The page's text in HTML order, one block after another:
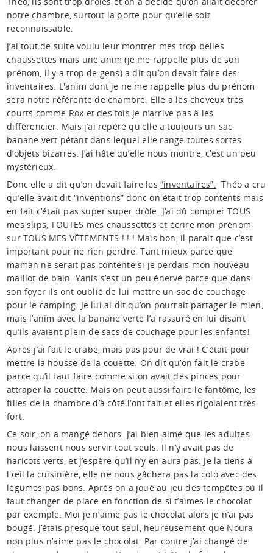
notre chambre, surtout la porte pour qu’elle soit
reconnaissable.
J’ai tout de suite voulu leur montrer mes trop belles
chaussettes mais une anim (je me rappelle plus de son
prénom, il y a trop de gens) a dit qu’on devait faire des
inventaires. L'anim dont je ne me rappelle plus du prénom
sera notre référente de chambre. Elle a les cheveux très
courts comme Rox et des fois je n’arrive pas à les
différencier. Mais j’ai repéré qu'elle a toujours un sac
banane vert pétant dans lequel elle range toutes sortes
d’objets bizarres. J’ai hâte qu’elle nous montre, c’est un peu
mystérieux.
Donc elle a dit qu’on devait faire les“inventaires”.
Théo a cru
qu’elle avait dit “inventions” donc on était trop contents mais
en fait c’était pas super super drôle. J’ai dû compter TOUS
mes slips, TOUTES mes chaussettes et écrire mon prénom
sur TOUS MES VÊTEMENTS ! ! ! Mais bon, il parait que c’est
important pour ne rien perdre. Tant mieux parce que
maman ne serait pas contente si je perdais mon nouveau
maillot de bain. Yanis s’est un peu énervé parce que dans
son foyer ils ont oublié de lui mettre un sac de couchage
pour le camping. Je lui ai dit qu’on pourrait partager le mien,
mais l’anim avec la banane verte l’a rassuré en lui disant
qu’ils avaient plein de sacs de couchage pour les enfants!
Après j’ai fait le crabe, mais pas pour de vrai ! C’était pour
mettre la housse de la couette. On dit qu’on fait le crabe
parce qu’il faut faire comme si on avait des pinces pour
attraper la couette. Mais on peut aussi faire le fantôme, les
filles de la chambre d’à côté l’ont fait et elles rigolaient très
fort.
Ce soir, on a mangé dehors. J’ai bien aimé que les adultes
nous laissent nous servir tout seuls. Il n’y avait pas de
haricots verts, et j’espère qu’il n’y en aura pas. Je la tiens à
l'œil la cuisinière, elle ne nous gâchera pas la colo avec des
légumes pas bons. Après on a joué au jeu des tempêtes où il
faut changer de place en fonction de si t’aimes le chocolat
par exemple. Moi je n’aime pas le chocolat alors je n’ai pas
bougé. J’étais presque tout seul, heureusement que Noura
non plus n’aime pas le chocolat. Par contre j’ai changé de